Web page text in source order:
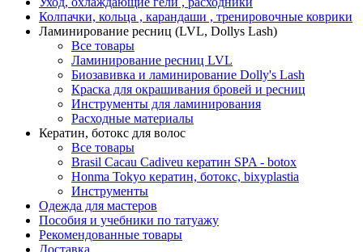
Колпачки, кольца , карандаши , тренировочные коврики
Ламинирование ресниц (LVL, Dollys Lash)
Все товары
Ламинирование ресниц LVL
Биозавивка и ламинирование Dolly's Lash
Краска для окрашивания бровей и ресниц
Инструменты для ламинирования
Расходные материалы
Кератин, ботокс для волос
Все товары
Brasil Cacau Cadiveu кератин SPA - botox
Honma Tokyo кератин, ботокс, bixyplastia
Инструменты
Одежда для мастеров
Пособия и учебники по татуажу
Рекомендованные товары
Доставка